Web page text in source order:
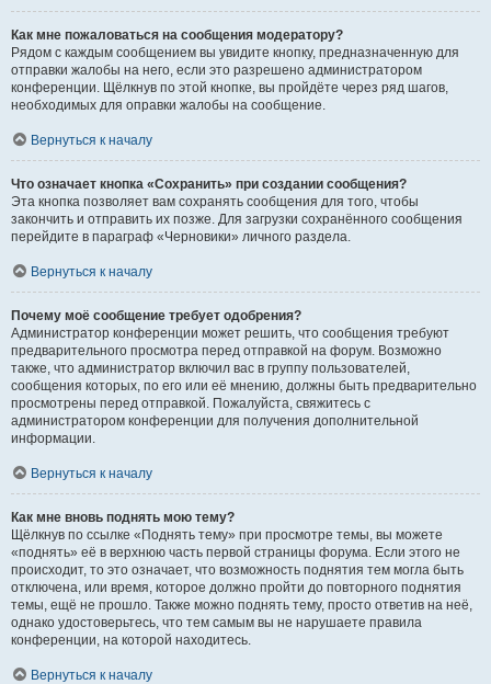
Как мне пожаловаться на сообщения модератору?
Рядом с каждым сообщением вы увидите кнопку, предназначенную для
отправки жалобы на него, если это разрешено администратором
конференции. Щёлкнув по этой кнопке, вы пройдёте через ряд шагов,
необходимых для оправки жалобы на сообщение.
Вернуться к началу
Что означает кнопка «Сохранить» при создании сообщения?
Эта кнопка позволяет вам сохранять сообщения для того, чтобы
закончить и отправить их позже. Для загрузки сохранённого сообщения
перейдите в параграф «Черновики» личного раздела.
Вернуться к началу
Почему моё сообщение требует одобрения?
Администратор конференции может решить, что сообщения требуют
предварительного просмотра перед отправкой на форум. Возможно
также, что администратор включил вас в группу пользователей,
сообщения которых, по его или её мнению, должны быть предварительно
просмотрены перед отправкой. Пожалуйста, свяжитесь с
администратором конференции для получения дополнительной
информации.
Вернуться к началу
Как мне вновь поднять мою тему?
Щёлкнув по ссылке «Поднять тему» при просмотре темы, вы можете
«поднять» её в верхнюю часть первой страницы форума. Если этого не
происходит, то это означает, что возможность поднятия тем могла быть
отключена, или время, которое должно пройти до повторного поднятия
темы, ещё не прошло. Также можно поднять тему, просто ответив на неё,
однако удостоверьтесь, что тем самым вы не нарушаете правила
конференции, на которой находитесь.
Вернуться к началу